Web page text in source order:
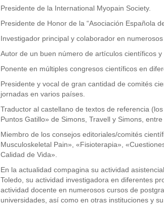
Presidente de la International Myopain Society.
Presidente de Honor de la “Asociación Española
Investigador principal y colaborador en
Autor de un buen número de artículos científicos y
Ponente en múltiples congresos científicos en
Presidente y vocal de gran cantidad de comités
jornadas en varios países.
Traductor al castellano de textos de referencia
Puntos Gatillo» de Simons, Travell y Simons, entre
Miembro de los consejos editoriales/comités
Musculoskeletal Pain», «Fisioterapia»,
Calidad de Vida».
En la actualidad compagina su actividad
Toledo, su actividad investigadora en diferentes
actividad docente en numerosos cursos de
universidades, así como en otras instituciones y